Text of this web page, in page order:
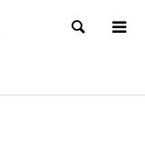
検索